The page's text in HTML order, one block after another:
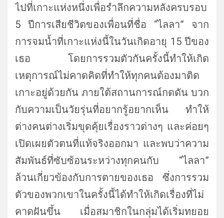
ไปที่เกาะแห่งหนึ่งเพื่อรำลึกความหลังครบรอบ
5 ปีการเสียชีวิตของเพื่อนที่ชื่อ “ไลลา” จาก
การจมน้ำที่เกาะแห่งนี้ในวันเกิดอายุ 15 ปีของ
เธอ โดยการรวมตัวกันครั้งนี้ทำให้เกิด
เหตุการณ์ไม่คาดคิดที่ทำให้ทุกคนต้องมาติด
เกาะอยู่ด้วยกัน ภายใต้สถานการณ์กดดัน บวก
กับความเป็นวัยรุ่นที่อยากรู้อยากเห็น ทำให้
ต่างคนต่างเริ่มขุดคุ้ยเรื่องราวต่างๆ และค่อยๆ
เปิดเผยตัวตนที่แท้จริงออกมา และพบว่าความ
สัมพันธ์ที่ซับซ้อนระหว่างทุกคนกับ “ไลลา”
ล้วนเกี่ยวข้องกับการตายของเธอ ซึ่งการรวม
ตัวของพวกเขาในครั้งนี้ได้ทำให้เกิดเรื่องที่ไม่
คาดฝันขึ้น เมื่อสมาชิกในกลุ่มได้เริ่มทยอย